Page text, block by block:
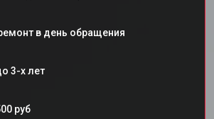
в день обращения
3-х лет
руб